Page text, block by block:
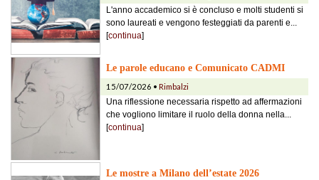
L'anno accademico si è concluso e molti studenti si
sono laureati e vengono festeggiati da parenti e...
[continua]
Le parole educano e Comunicato CADMI
15/07/2026 • Rimbalzi
Una riflessione necessaria rispetto ad affermazioni
che vogliono limitare il ruolo della donna nella...
[continua]
Le mostre a Milano dell’estate 2026